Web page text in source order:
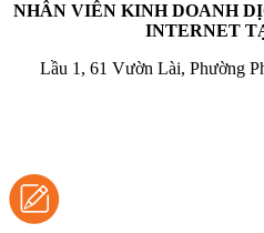
NHÂN VIÊN KINH DOANH
INTERNET
Lầu 1, 61 Vườn Lài, Phường